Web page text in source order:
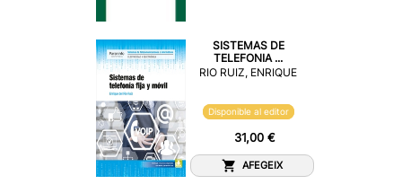
SISTEMAS DE
TELEFONIA ...
RIO RUIZ, ENRIQUE
Disponible al editor
31,00 €
AFEGEIX